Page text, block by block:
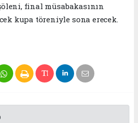
final müsabakasının
kupa töreniyle sona erecek.